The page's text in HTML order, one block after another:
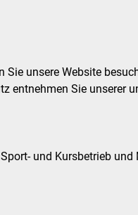
unsere Website
entnehmen Sie unserer
und Kursbetrieb und